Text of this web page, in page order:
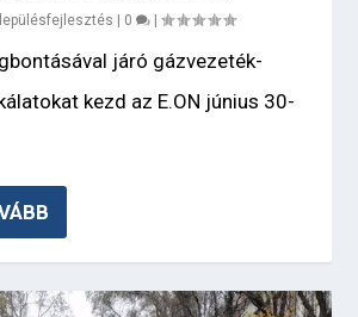
0 |
járó gázvezeték-
kezd az E.ON június 30-